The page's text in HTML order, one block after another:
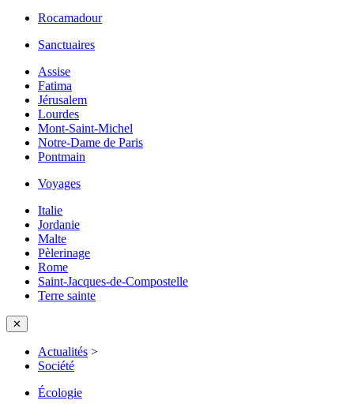
Rocamadour
Sanctuaires
Assise
Fatima
Jérusalem
Lourdes
Mont-Saint-Michel
Notre-Dame de Paris
Pontmain
Voyages
Italie
Jordanie
Malte
Pèlerinage
Rome
Saint-Jacques-de-Compostelle
Terre sainte
✕
Actualités >
Société
Écologie